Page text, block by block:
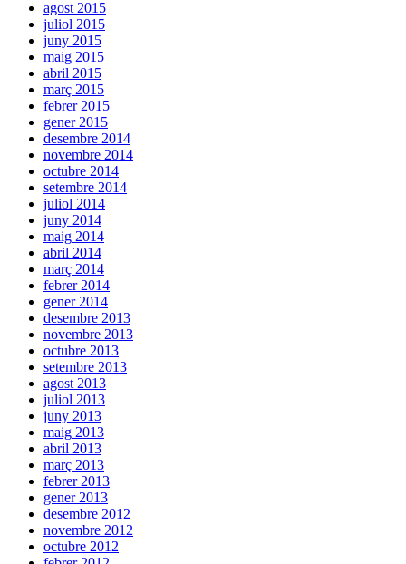
agost 2015
juliol 2015
juny 2015
maig 2015
abril 2015
març 2015
febrer 2015
gener 2015
desembre 2014
novembre 2014
octubre 2014
setembre 2014
juliol 2014
juny 2014
maig 2014
abril 2014
març 2014
febrer 2014
gener 2014
desembre 2013
novembre 2013
octubre 2013
setembre 2013
agost 2013
juliol 2013
juny 2013
maig 2013
abril 2013
març 2013
febrer 2013
gener 2013
desembre 2012
novembre 2012
octubre 2012